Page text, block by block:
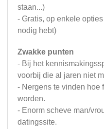
staan...)
- Gratis, op enkele
nodig hebt)
Zwakke punten
- Bij het
voorbij die al jaren niet
- Nergens te vinden hoe
worden.
- Enorm scheve man/
datingssite.